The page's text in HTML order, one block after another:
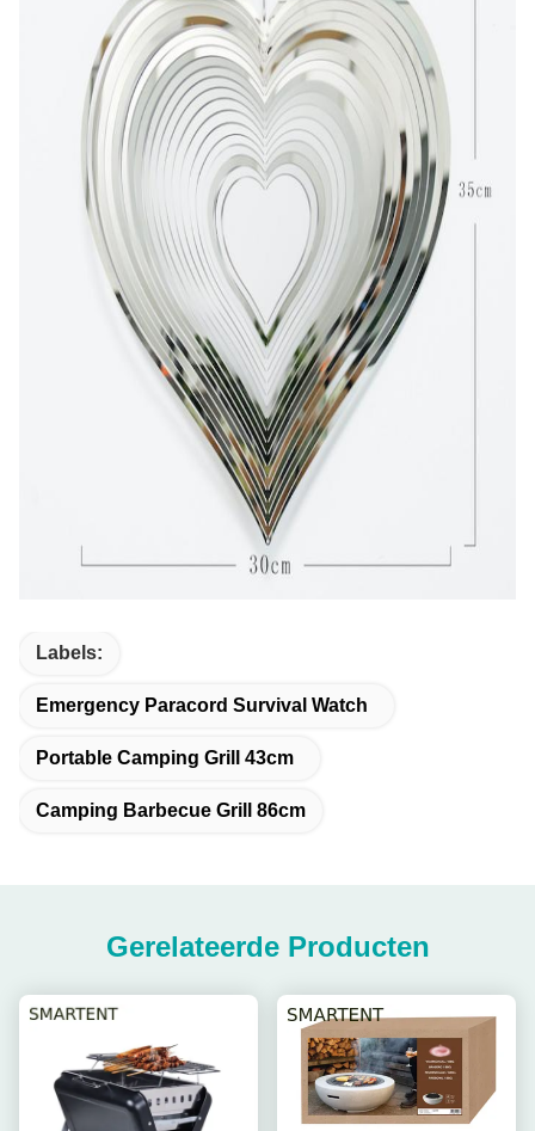
Labels:
Emergency Paracord Survival Watch
Portable Camping Grill 43cm
Camping Barbecue Grill 86cm
Gerelateerde Producten